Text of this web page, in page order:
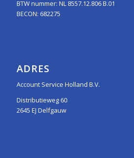
BTW nummer: NL 8557.12.806 B.01
BECON: 682275
ADRES
Account Service Holland B.V.
Distributieweg 60
2645 EJ Delfgauw